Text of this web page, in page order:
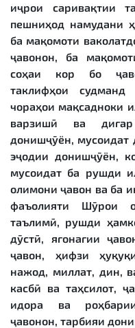
иҷрои саривақтии
пешниҳод намудани
ба мақомоти
ҷавонон, ба
соҳаи кор бо
таклифҳои
чораҳои мақсадноки
варзишӣ ва
донишҷӯён, мусоидат
эҷодии донишҷӯён,
мусоидат ба рушди
олимони ҷавон ва ба
фаъолияти Шӯрои
таълимӣ, рушди
дӯстӣ, ягонагии
ҷавон, ҳифзи
нажод, миллат, дин,
касбӣ ва таҳсилот,
идора ва
ҷавонон, тарбияи